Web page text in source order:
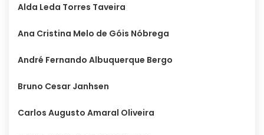
Alda Leda Torres Taveira
Ana Cristina Melo de Góis Nóbrega
André Fernando Albuquerque Bergo
Bruno Cesar Janhsen
Carlos Augusto Amaral Oliveira